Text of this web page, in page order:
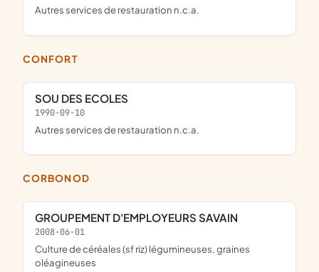
Autres services de restauration n.c.a.
CONFORT
SOU DES ECOLES
1990-09-10
Autres services de restauration n.c.a.
CORBONOD
GROUPEMENT D'EMPLOYEURS SAVAIN
2008-06-01
Culture de céréales (sf riz) légumineuses, graines
oléagineuses